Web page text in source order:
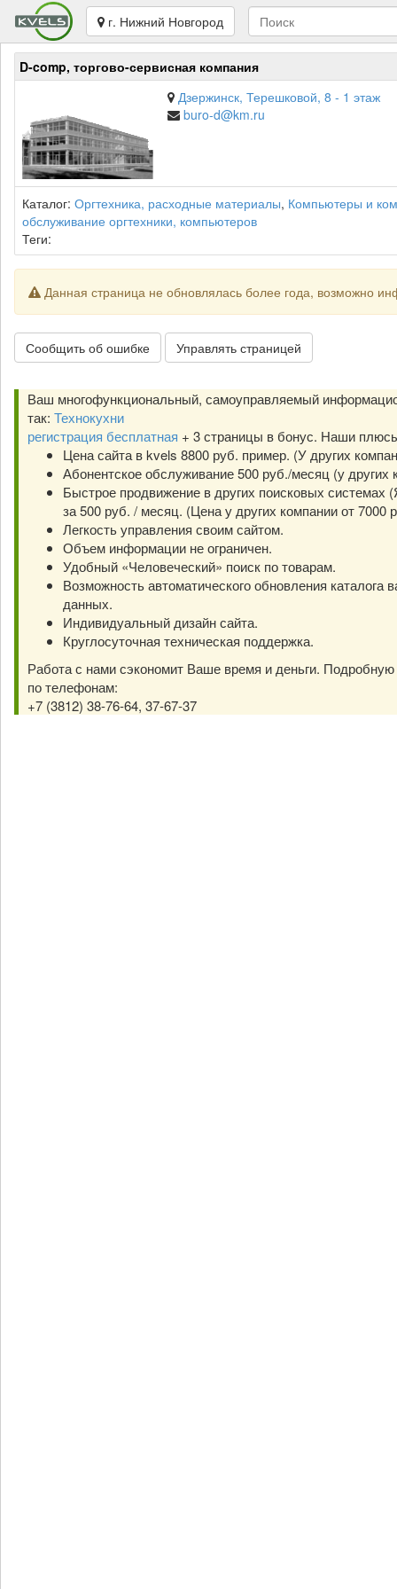
г. Нижний Новгород
D-comp, торгово-сервисная компания
Дзержинск, Терешковой, 8 - 1 этаж
buro-d@km.ru
Каталог: Оргтехника, расходные материалы, Компьютеры и
обслуживание оргтехники, компьютеров
Теги:
Данная страница не обновлялась более года, возможно
Сообщить об ошибке Управлять страницей
Ваш многофункциональный, самоуправляемый
так: Технокухни
регистрация бесплатная + 3 страницы в бонус. Наши
Цена сайта в kvels 8800 руб. пример. (У других
Абонентское обслуживание 500 руб./месяц (у других
Быстрое продвижение в других поисковых системах
за 500 руб. / месяц. (Цена у других компании от 7000
Легкость управления своим сайтом.
Объем информации не ограничен.
Удобный «Человеческий» поиск по товарам.
Возможность автоматического обновления каталога
данных.
Индивидуальный дизайн сайта.
Круглосуточная техническая поддержка.
Работа с нами сэкономит Ваше время и деньги.
по телефонам:
+7 (3812) 38-76-64, 37-67-37